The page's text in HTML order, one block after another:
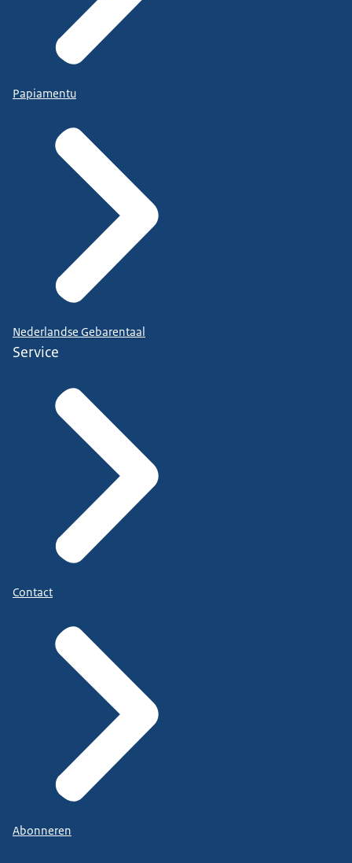
Papiamentu
Nederlandse Gebarentaal
Service
Contact
Abonneren